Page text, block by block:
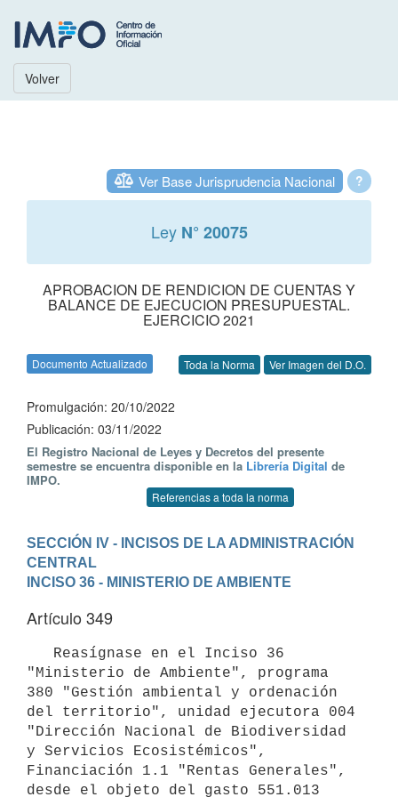
Volver
?
Ver Base Jurisprudencia Nacional
Ley N° 20075
APROBACION DE RENDICION DE CUENTAS Y
BALANCE DE EJECUCION PRESUPUESTAL.
EJERCICIO 2021
Documento Actualizado Toda la Norma Ver Imagen del D.O.
Promulgación: 20/10/2022
Publicación: 03/11/2022
El Registro Nacional de Leyes y Decretos del presente
semestre se encuentra disponible en la Librería Digital de
IMPO.
Referencias a toda la norma
SECCIÓN IV - INCISOS DE LA ADMINISTRACIÓN
CENTRAL
INCISO 36 - MINISTERIO DE AMBIENTE
Artículo 349
"Ministerio de Ambiente", programa
380 "Gestión ambiental y ordenación
del territorio", unidad ejecutora 004
"Dirección Nacional de Biodiversidad
y Servicios Ecosistémicos",
Financiación 1.1 "Rentas Generales",
desde el objeto del gasto 551.013